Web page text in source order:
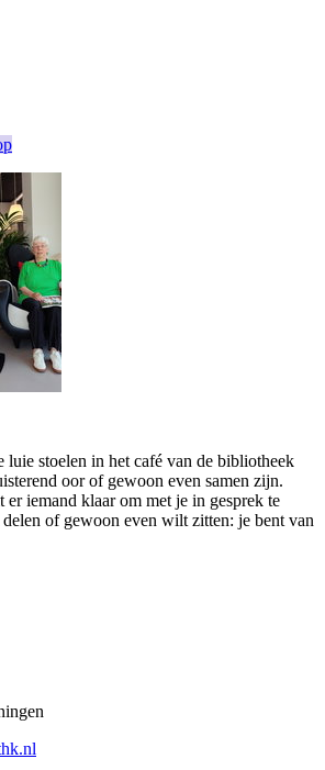
stoelen in het café van de bibliotheek
oor of gewoon even samen zijn.
iemand klaar om met je in gesprek te
of gewoon even wilt zitten: je bent van